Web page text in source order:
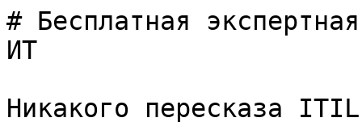
# Бесплатная
ИТ
Никакого пересказа